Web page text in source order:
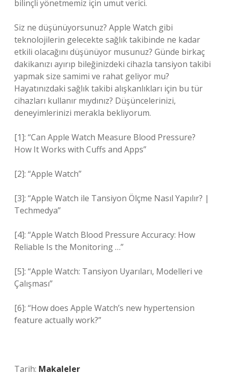
bilinçli yönetmemiz için umut verici.
Siz ne düşünüyorsunuz? Apple Watch gibi
teknolojilerin gelecekte sağlık takibinde ne kadar
etkili olacağını düşünüyor musunuz? Günde birkaç
dakikanızı ayırıp bileğinizdeki cihazla tansiyon takibi
yapmak size samimi ve rahat geliyor mu?
Hayatınızdaki sağlık takibi alışkanlıkları için bu tür
cihazları kullanır mıydınız? Düşüncelerinizi,
deneyimlerinizi merakla bekliyorum.
[1]: “Can Apple Watch Measure Blood Pressure?
How It Works with Cuffs and Apps”
[2]: “Apple Watch”
[3]: “Apple Watch ile Tansiyon Ölçme Nasıl Yapılır? |
Techmedya”
[4]: “Apple Watch Blood Pressure Accuracy: How
Reliable Is the Monitoring …”
[5]: “Apple Watch: Tansiyon Uyarıları, Modelleri ve
Çalışması”
[6]: “How does Apple Watch’s new hypertension
feature actually work?”
Tarih: Makaleler